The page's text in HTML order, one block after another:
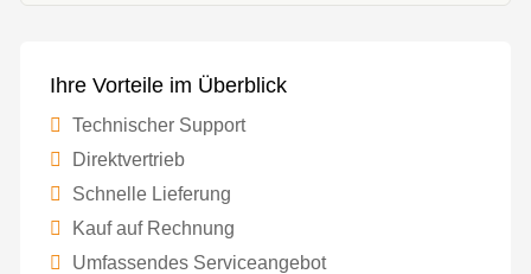
Ihre Vorteile im Überblick
Technischer Support
Direktvertrieb
Schnelle Lieferung
Kauf auf Rechnung
Umfassendes Serviceangebot